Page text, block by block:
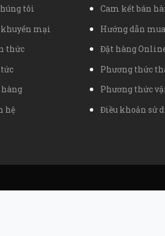
tôi
mại
thức
hàng
hệ
Cam kết bán
Hướng dẫn
Đặt hàng
Phương thức
Phương thức
Điều khoản sử